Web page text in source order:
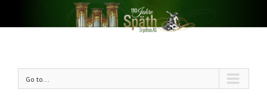
Go to...